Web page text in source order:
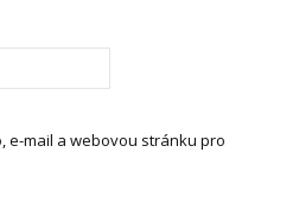
e-mail a webovou stránku pro